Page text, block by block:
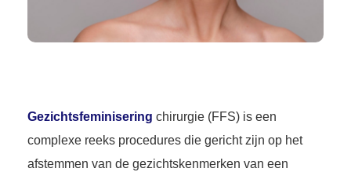
Gezichtsfeminisering chirurgie (FFS) is een
complexe reeks procedures die gericht zijn op het
afstemmen van de gezichtskenmerken van een